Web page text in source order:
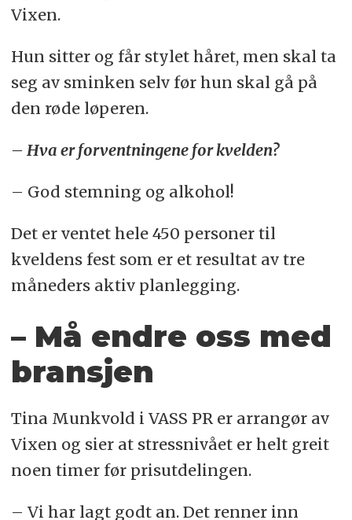
Vixen.
Hun sitter og får stylet håret, men skal ta
seg av sminken selv før hun skal gå på
den røde løperen.
– Hva er forventningene for kvelden?
– God stemning og alkohol!
Det er ventet hele 450 personer til
kveldens fest som er et resultat av tre
måneders aktiv planlegging.
– Må endre oss med
bransjen
Tina Munkvold i VASS PR er arrangør av
Vixen og sier at stressnivået er helt greit
noen timer før prisutdelingen.
– Vi har lagt godt an. Det renner inn